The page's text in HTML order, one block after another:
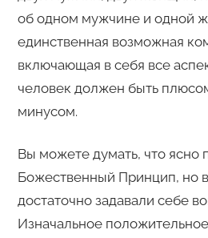
об одном мужчине и одной
единственная возможная
включающая в себя все
человек должен быть
минусом.
Вы можете думать, что ясно
Божественный Принцип, но
достаточно задавали себе
Изначальное